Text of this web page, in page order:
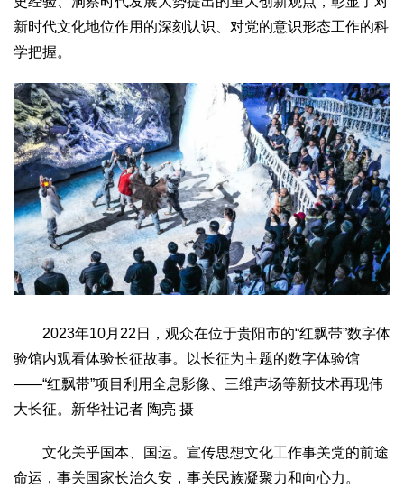
新时代文化地位作用的深刻认识、对党的意识形态工作的科
学把握。
2023年10月22日，观众在位于贵阳市的“红飘带”数字体
验馆内观看体验长征故事。以长征为主题的数字体验馆
——“红飘带”项目利用全息影像、三维声场等新技术再现伟
大长征。新华社记者 陶亮 摄
文化关乎国本、国运。宣传思想文化工作事关党的前途
命运，事关国家长治久安，事关民族凝聚力和向心力。